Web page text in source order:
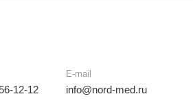
12-12
E-mail
info@nord-med.ru